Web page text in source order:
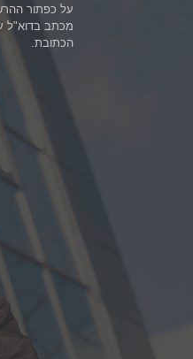
על כפתור
מכתב בדוא"ל
הכתובת.